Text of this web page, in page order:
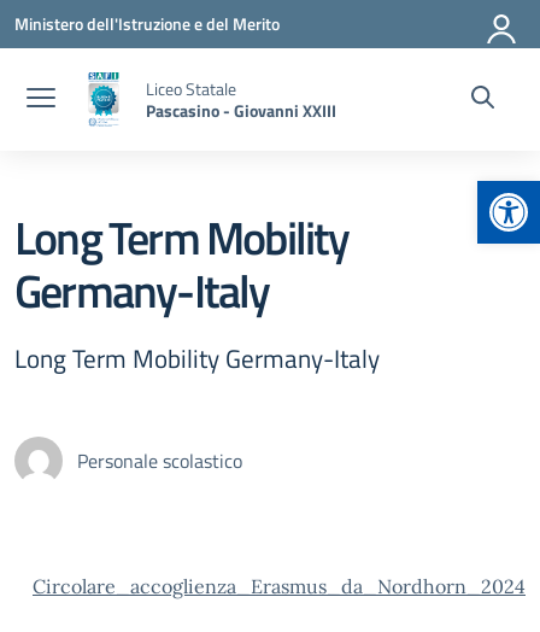
Vai ai contenuti
Vai al menu di navigazione
Vai al footer
Ministero dell'Istruzione e del Merito
Liceo Statale
Pascasino - Giovanni XXIII
Long Term Mobility
Germany-Italy
Long Term Mobility Germany-Italy
Personale scolastico
Circolare_accoglienza_Erasmus_da_Nordhorn_2024